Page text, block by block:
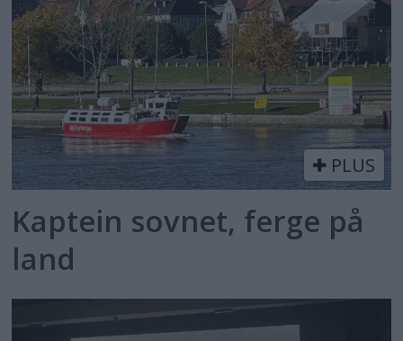
PLUS
Kaptein sovnet, ferge på
land